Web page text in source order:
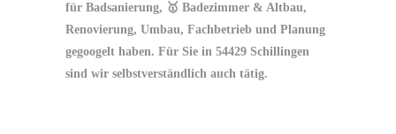
für Badsanierung, 🥇 Badezimmer & Altbau,
Renovierung, Umbau, Fachbetrieb und Planung
gegoogelt haben. Für Sie in 54429 Schillingen
sind wir selbstverständlich auch tätig.